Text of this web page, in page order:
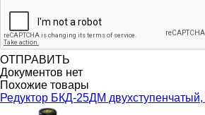
ОТПРАВИТЬ
Документов нет
Похожие товары
Редуктор БКД-25ДМ